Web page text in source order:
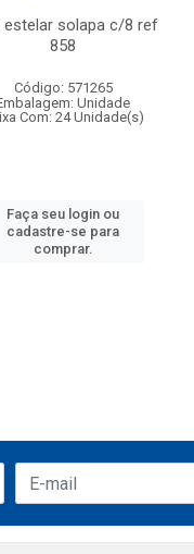
estelar solapa c/8 ref
858
Código: 571265
Unidade
Com: 24 Unidade(s)
Faça seu login ou
cadastre-se para
comprar.